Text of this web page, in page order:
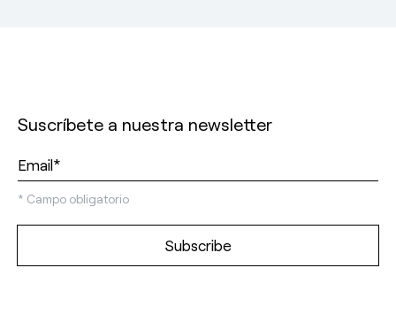
Suscríbete a nuestra newsletter
* Campo obligatorio